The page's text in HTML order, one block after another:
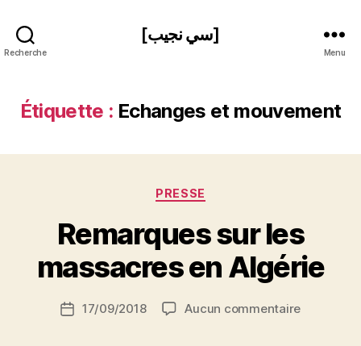
Recherche
[سي نجيب]
Menu
Étiquette : Echanges et mouvement
Catégories
PRESSE
Remarques sur les
massacres en Algérie
de
a
S
N
Date17/09/2018 Aucun commentairesur